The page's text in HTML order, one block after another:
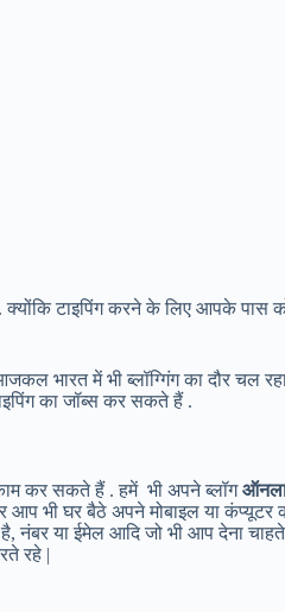
टाइपिंग करने के लिए आपके पास
भारत में भी ब्लॉग्गिंग का दौर चल
का जॉब्स कर सकते हैं .
कर सकते हैं . हमें भी अपने ब्लॉग
आप भी घर बैठे अपने मोबाइल या
नंबर या ईमेल आदि जो भी आप देना
रहे |